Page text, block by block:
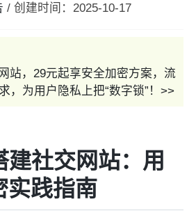
/ 创建时间： 2025-10-17
站，29元起享安全加密方案，流
，为用户隐私上把“数字锁”！>>
建社交网站：用
实践指南